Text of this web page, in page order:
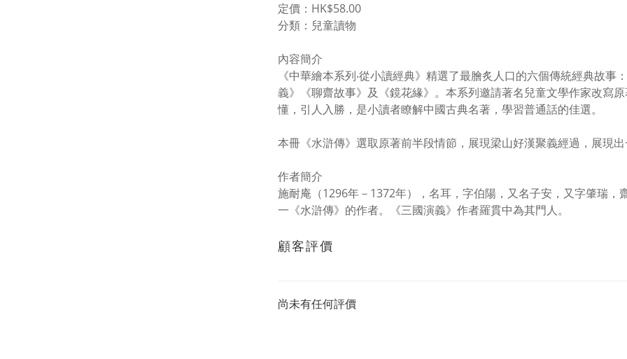
定價：HK$58.00
分類：兒童讀物
內容簡介
《中華繪本系列‧從小讀經典》精選了最膾炙人口的六個傳統經典故
義》《聊齋故事》及《鏡花緣》。本系列邀請著名兒童文學作家改寫
懂，引人入勝，是小讀者瞭解中國古典名著，學習普通話的佳選。
本冊《水滸傳》選取原著前半段情節，展現梁山好漢聚義經過，展現
作者簡介
施耐庵（1296年－1372年），名耳，字伯陽，又名子安，又字肇瑞，
一《水滸傳》的作者。《三國演義》作者羅貫中為其門人。
顧客評價
尚未有任何評價